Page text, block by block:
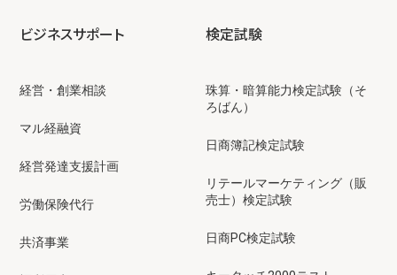
ビジネスサポート
経営・創業相談
マル経融資
経営発達支援計画
労働保険代行
共済事業
検定試験
珠算・暗算能力検定試験（そ
ろばん）
日商簿記検定試験
リテールマーケティング（販
売士）検定試験
日商PC検定試験